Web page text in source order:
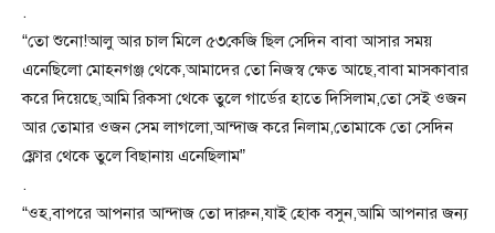
.
“তো শুনো!আলু আর চাল মিলে ৫৩কেজি ছিল সেদিন বাবা আসার সময়
এনেছিলো মোহনগঞ্জ থেকে,আমাদের তো নিজস্ব ক্ষেত আছে,বাবা মাসকাবার
করে দিয়েছে,আমি রিকসা থেকে তুলে গার্ডের হাতে দিসিলাম,তো সেই ওজন
আর তোমার ওজন সেম লাগলো,আন্দাজ করে নিলাম,তোমাকে তো সেদিন
ফ্লোর থেকে তুলে বিছানায় এনেছিলাম”
.
“ওহ,বাপরে আপনার আন্দাজ তো দারুন,যাই হোক বসুন,আমি আপনার জন্য